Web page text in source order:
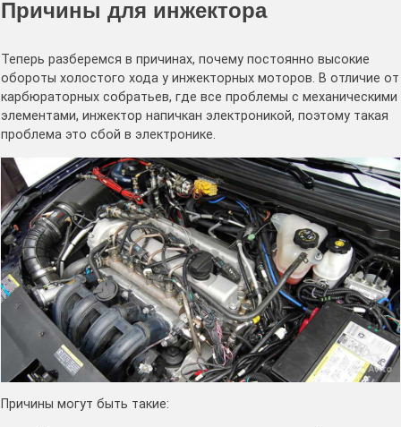
Причины для инжектора
Теперь разберемся в причинах, почему постоянно высокие
обороты холостого хода у инжекторных моторов. В отличие от
карбюраторных собратьев, где все проблемы с механическими
элементами, инжектор напичкан электроникой, поэтому такая
проблема это сбой в электронике.
Причины могут быть такие: